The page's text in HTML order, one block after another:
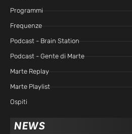
Programmi
Frequenze
Podcast - Brain Station
Podcast - Gente di Marte
Marte Replay
Marte Playlist
Ospiti
NEWS